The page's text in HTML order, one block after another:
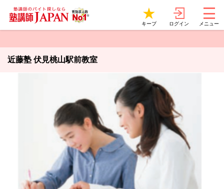
キープ ログイン メニュー
近藤塾 伏見桃山駅前教室